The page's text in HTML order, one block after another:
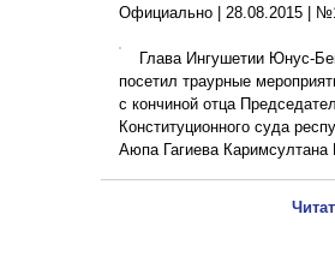
Официально | 28.08.2015
Глава Ингушетии Юнус-
посетил траурные
с кончиной отца
Конституционного суда
Аюпа Гагиева Каримсултана